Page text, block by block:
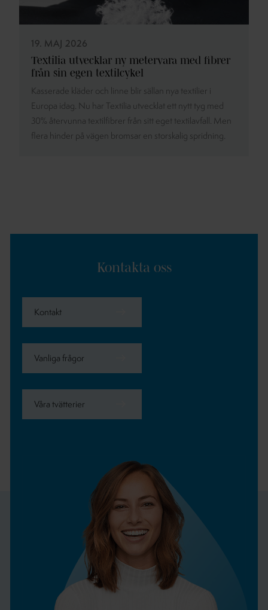
19. MAJ 2026
Textilia utvecklar ny metervara med fibrer
från sin egen textilcykel
Kasserade kläder och linne blir sällan nya textilier i
Europa idag. Nu har Textilia utvecklat ett nytt tyg med
30% återvunna textilfibrer från sitt eget textilavfall. Men
flera hinder på vägen bromsar en storskalig spridning.
Kontakta oss
Kontakt
Vanliga frågor
Våra tvätterier